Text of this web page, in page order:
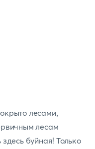
лесами,
лесам
здесь буйная! Только